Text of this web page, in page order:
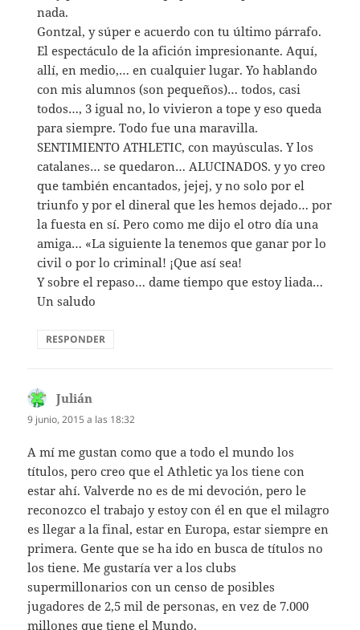
nada.
Gontzal, y súper e acuerdo con tu último párrafo.
El espectáculo de la afición impresionante. Aquí,
allí, en medio,… en cualquier lugar. Yo hablando
con mis alumnos (son pequeños)… todos, casi
todos…, 3 igual no, lo vivieron a tope y eso queda
para siempre. Todo fue una maravilla.
SENTIMIENTO ATHLETIC, con mayúsculas. Y los
catalanes… se quedaron… ALUCINADOS. y yo creo
que también encantados, jejej, y no solo por el
triunfo y por el dineral que les hemos dejado… por
la fuesta en sí. Pero como me dijo el otro día una
amiga… «La siguiente la tenemos que ganar por lo
civil o por lo criminal! ¡Que así sea!
Y sobre el repaso… dame tiempo que estoy liada…
Un saludo
RESPONDER
Julián
9 junio, 2015 a las 18:32
A mí me gustan como que a todo el mundo los
títulos, pero creo que el Athletic ya los tiene con
estar ahí. Valverde no es de mi devoción, pero le
reconozco el trabajo y estoy con él en que el milagro
es llegar a la final, estar en Europa, estar siempre en
primera. Gente que se ha ido en busca de títulos no
los tiene. Me gustaría ver a los clubs
supermillonarios con un censo de posibles
jugadores de 2,5 mil de personas, en vez de 7.000
millones que tiene el Mundo.